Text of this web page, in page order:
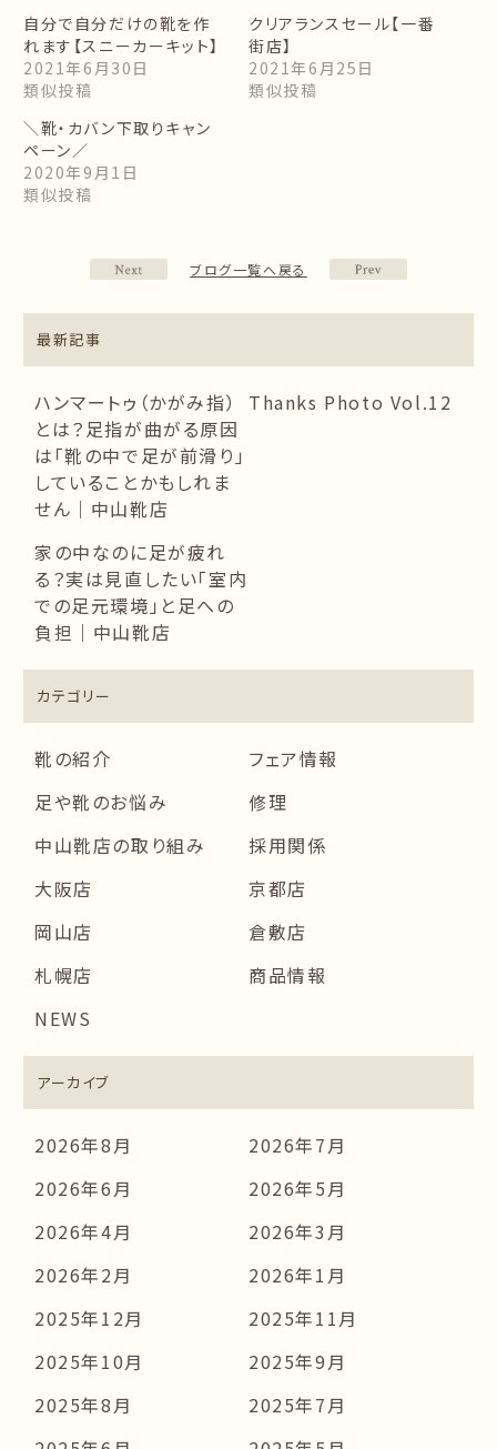
自分で自分だけの靴を作
れます【スニーカーキット】
2021年6月30日
類似投稿
クリアランスセール【一番
街店】
2021年6月25日
類似投稿
＼靴・カバン下取りキャン
ペーン／
2020年9月1日
類似投稿
ブログ一覧へ戻る
最新記事
ハンマートゥ（かがみ指）
とは？足指が曲がる原因
は「靴の中で足が前滑り」
していることかもしれま
せん｜中山靴店
Thanks Photo Vol.12
家の中なのに足が疲れ
る？実は見直したい「室内
での足元環境」と足への
負担｜中山靴店
カテゴリー
靴の紹介
フェア情報
足や靴のお悩み
修理
中山靴店の取り組み
採用関係
大阪店
京都店
岡山店
倉敷店
札幌店
商品情報
NEWS
アーカイブ
2026年8月
2026年7月
2026年6月
2026年5月
2026年4月
2026年3月
2026年2月
2026年1月
2025年12月
2025年11月
2025年10月
2025年9月
2025年8月
2025年7月